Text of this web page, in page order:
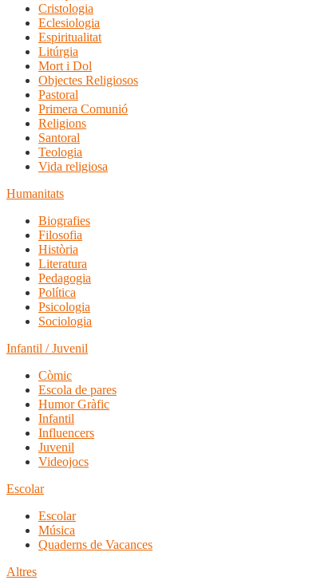
Cristologia
Eclesiologia
Espiritualitat
Litúrgia
Mort i Dol
Objectes Religiosos
Pastoral
Primera Comunió
Religions
Santoral
Teologia
Vida religiosa
Humanitats
Biografies
Filosofia
Història
Literatura
Pedagogia
Política
Psicologia
Sociologia
Infantil / Juvenil
Còmic
Escola de pares
Humor Gràfic
Infantil
Influencers
Juvenil
Videojocs
Escolar
Escolar
Música
Quaderns de Vacances
Altres